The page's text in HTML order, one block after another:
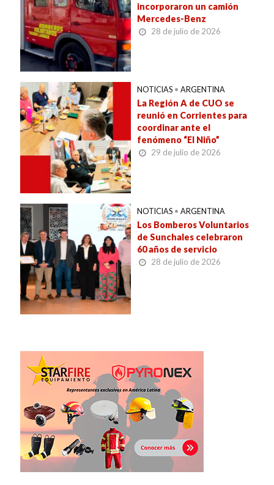
incorporaron un camión
Mercedes-Benz
28 de julio de 2026
NOTICIAS • ARGENTINA
La Región A de CUO se
reunió en Corrientes para
coordinar ante el
fenómeno “El Niño”
29 de julio de 2026
NOTICIAS • ARGENTINA
Los Bomberos Voluntarios
de Sunchales celebraron
60 años de servicio
28 de julio de 2026